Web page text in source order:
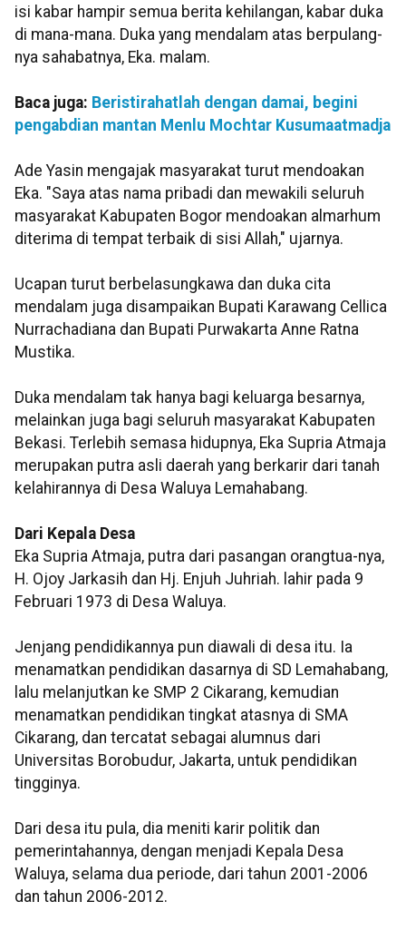
isi kabar hampir semua berita kehilangan, kabar duka
di mana-mana. Duka yang mendalam atas berpulang-
nya sahabatnya, Eka. malam.
Baca juga: Beristirahatlah dengan damai, begini
pengabdian mantan Menlu Mochtar Kusumaatmadja
Ade Yasin mengajak masyarakat turut mendoakan
Eka. "Saya atas nama pribadi dan mewakili seluruh
masyarakat Kabupaten Bogor mendoakan almarhum
diterima di tempat terbaik di sisi Allah," ujarnya.
Ucapan turut berbelasungkawa dan duka cita
mendalam juga disampaikan Bupati Karawang Cellica
Nurrachadiana dan Bupati Purwakarta Anne Ratna
Mustika.
Duka mendalam tak hanya bagi keluarga besarnya,
melainkan juga bagi seluruh masyarakat Kabupaten
Bekasi. Terlebih semasa hidupnya, Eka Supria Atmaja
merupakan putra asli daerah yang berkarir dari tanah
kelahirannya di Desa Waluya Lemahabang.
Dari Kepala Desa
Eka Supria Atmaja, putra dari pasangan orangtua-nya,
H. Ojoy Jarkasih dan Hj. Enjuh Juhriah. lahir pada 9
Februari 1973 di Desa Waluya.
Jenjang pendidikannya pun diawali di desa itu. Ia
menamatkan pendidikan dasarnya di SD Lemahabang,
lalu melanjutkan ke SMP 2 Cikarang, kemudian
menamatkan pendidikan tingkat atasnya di SMA
Cikarang, dan tercatat sebagai alumnus dari
Universitas Borobudur, Jakarta, untuk pendidikan
tingginya.
Dari desa itu pula, dia meniti karir politik dan
pemerintahannya, dengan menjadi Kepala Desa
Waluya, selama dua periode, dari tahun 2001-2006
dan tahun 2006-2012.